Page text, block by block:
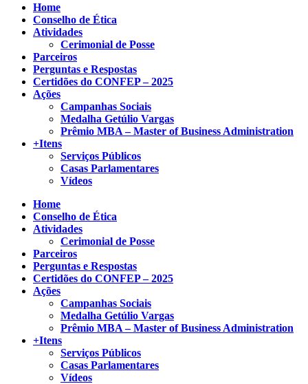
Home
Conselho de Ética
Atividades
Cerimonial de Posse
Parceiros
Perguntas e Respostas
Certidões do CONFEP – 2025
Ações
Campanhas Sociais
Medalha Getúlio Vargas
Prêmio MBA – Master of Business Administration
+Itens
Serviços Públicos
Casas Parlamentares
Vídeos
Home
Conselho de Ética
Atividades
Cerimonial de Posse
Parceiros
Perguntas e Respostas
Certidões do CONFEP – 2025
Ações
Campanhas Sociais
Medalha Getúlio Vargas
Prêmio MBA – Master of Business Administration
+Itens
Serviços Públicos
Casas Parlamentares
Vídeos